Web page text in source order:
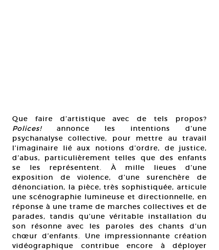
Que faire d’artistique avec de tels propos?
Polices!annonce les intentions d’une
psychanalyse collective, pour mettre au travail
l’imaginaire lié aux notions d’ordre, de justice,
d’abus, particulièrement telles que des enfants
se les représentent. À mille lieues d’une
exposition de violence, d’une surenchère de
dénonciation, la pièce, très sophistiquée, articule
une scénographie lumineuse et directionnelle, en
réponse à une trame de marches collectives et de
parades, tandis qu’une véritable installation du
son résonne avec les paroles des chants d’un
chœur d’enfants. Une impressionnante création
vidéographique contribue encore à déployer